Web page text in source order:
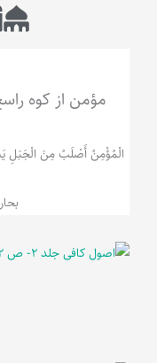
مؤمن از کوه
الْمُؤْمِنُ‌ أَصْلَبُ‌ مِنَ‌ الْجَبَلِ‌
بحار